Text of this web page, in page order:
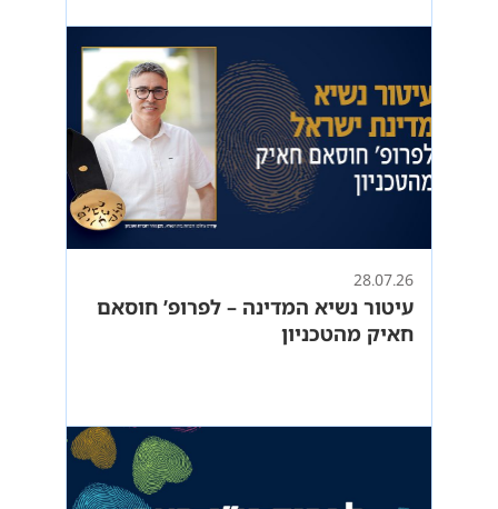
28.07.26
עיטור נשיא המדינה – לפרופ’ חוסאם
חאיק מהטכניון